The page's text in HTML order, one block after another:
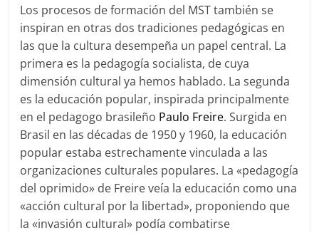
Los procesos de formación del MST también se
inspiran en otras dos tradiciones pedagógicas en
las que la cultura desempeña un papel central. La
primera es la pedagogía socialista, de cuya
dimensión cultural ya hemos hablado. La segunda
es la educación popular, inspirada principalmente
en el pedagogo brasileño Paulo Freire. Surgida en
Brasil en las décadas de 1950 y 1960, la educación
popular estaba estrechamente vinculada a las
organizaciones culturales populares. La «pedagogía
del oprimido» de Freire veía la educación como una
«acción cultural por la libertad», proponiendo que
la «invasión cultural» podía combatirse